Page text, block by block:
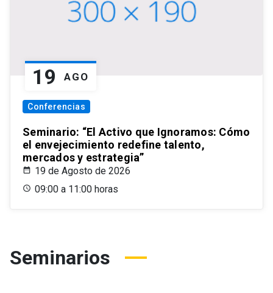
19 AGO
Conferencias
Seminario: “El Activo que Ignoramos: Cómo
el envejecimiento redefine talento,
mercados y estrategia”
19 de Agosto de 2026
09:00 a 11:00 horas
Seminarios